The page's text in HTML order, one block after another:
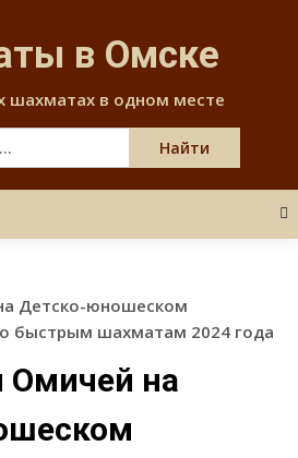
content
в Омске
шахматах в одном месте
Детско-юношеском
быстрым шахматам 2024 года
Омичей на